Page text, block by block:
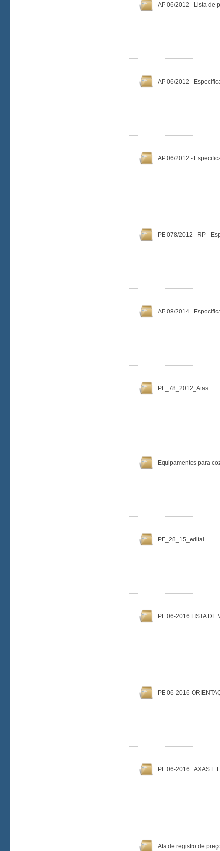
AP 06/2012 - Lista de
AP 06/2012 -
AP 06/2012 -
PE 078/2012 - RP -
AP 08/2014 -
PE_78_2012_Atas
Equipamentos para
PE_28_15_edital
PE 06-2016 LISTA DE
PE 06-2016-
PE 06-2016 TAXAS E
Ata de registro de